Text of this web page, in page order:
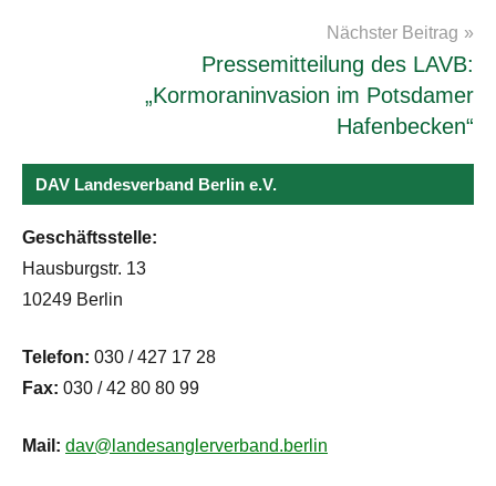
Nächster Beitrag
Pressemitteilung des LAVB:
„Kormoraninvasion im Potsdamer
Hafenbecken“
DAV Landesverband Berlin e.V.
Geschäftsstelle:
Hausburgstr. 13
10249 Berlin
Telefon: 030 / 427 17 28
Fax: 030 / 42 80 80 99
Mail: dav@landesanglerverband.berlin